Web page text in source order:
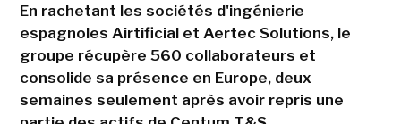
En rachetant les sociétés d'ingénierie
espagnoles Airtificial et Aertec Solutions, le
groupe récupère 560 collaborateurs et
consolide sa présence en Europe, deux
semaines seulement après avoir repris une